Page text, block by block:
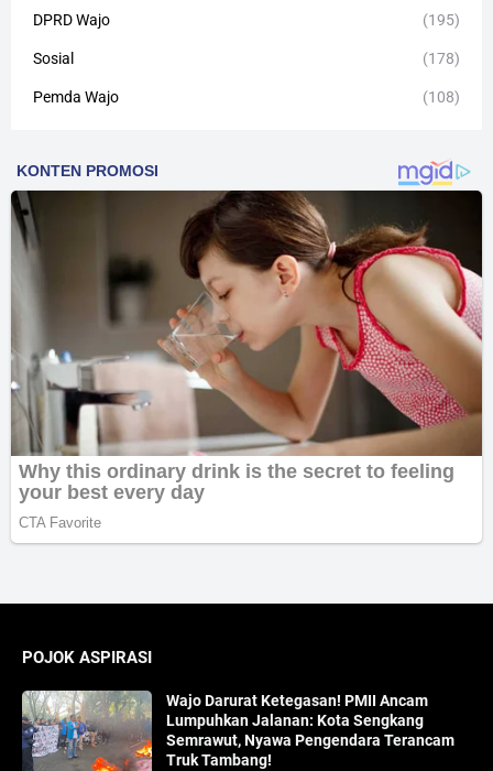
DPRD Wajo (195)
Sosial (178)
Pemda Wajo (108)
POJOK ASPIRASI
Wajo Darurat Ketegasan! PMII Ancam
Lumpuhkan Jalanan: Kota Sengkang
Semrawut, Nyawa Pengendara Terancam
Truk Tambang!